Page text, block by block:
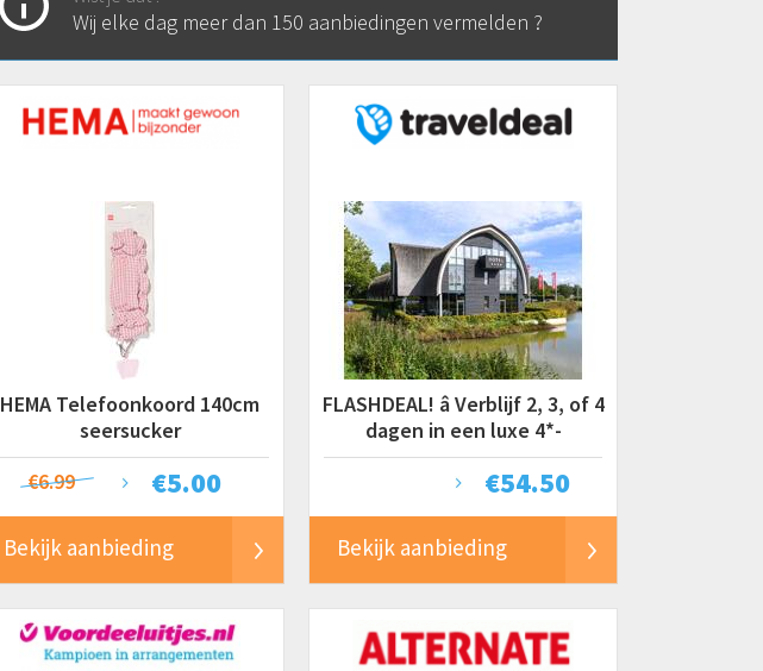
Wij elke dag meer dan 150 aanbiedingen vermelden ?
HEMA Telefoonkoord 140cm
seersucker
€5.00
€6.99
Bekijk aanbieding
FLASHDEAL! â Verblijf 2, 3, of 4
dagen in een luxe 4*-
designhotel op de Veluwe in
€54.50
Bekijk aanbieding